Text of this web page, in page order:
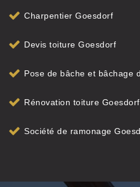
Charpentier Goesdorf
Devis toiture Goesdorf
Pose de bâche et bâchage
Rénovation toiture Goesdorf
Société de ramonage